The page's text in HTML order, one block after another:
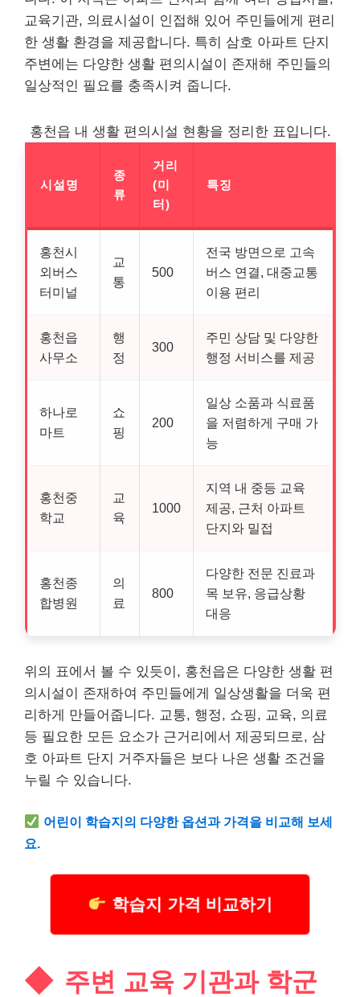
교육기관, 의료시설이 인접해 있어 주민들에게 편리
한 생활 환경을 제공합니다. 특히 삼호 아파트 단지
주변에는 다양한 생활 편의시설이 존재해 주민들의
일상적인 필요를 충족시켜 줍니다.
홍천읍 내 생활 편의시설 현황을 정리한 표입니다.
시설명
종
류
거리
(미
터)
특징
홍천시
외버스
터미널
교
통
500
전국 방면으로 고속
버스 연결, 대중교통
이용 편리
홍천읍
사무소
행
정
300
주민 상담 및 다양한
행정 서비스를 제공
하나로
마트
쇼
핑
200
일상 소품과 식료품
을 저렴하게 구매 가
능
홍천중
학교
교
육
1000
지역 내 중등 교육
제공, 근처 아파트
단지와 밀접
홍천종
합병원
의
료
800
다양한 전문 진료과
목 보유, 응급상황
대응
위의 표에서 볼 수 있듯이, 홍천읍은 다양한 생활 편
의시설이 존재하여 주민들에게 일상생활을 더욱 편
리하게 만들어줍니다. 교통, 행정, 쇼핑, 교육, 의료
등 필요한 모든 요소가 근거리에서 제공되므로, 삼
호 아파트 단지 거주자들은 보다 나은 생활 조건을
누릴 수 있습니다.
어린이 학습지의 다양한 옵션과 가격을 비교해 보세
요.
학습지 가격 비교하기
주변 교육 기관과 학군